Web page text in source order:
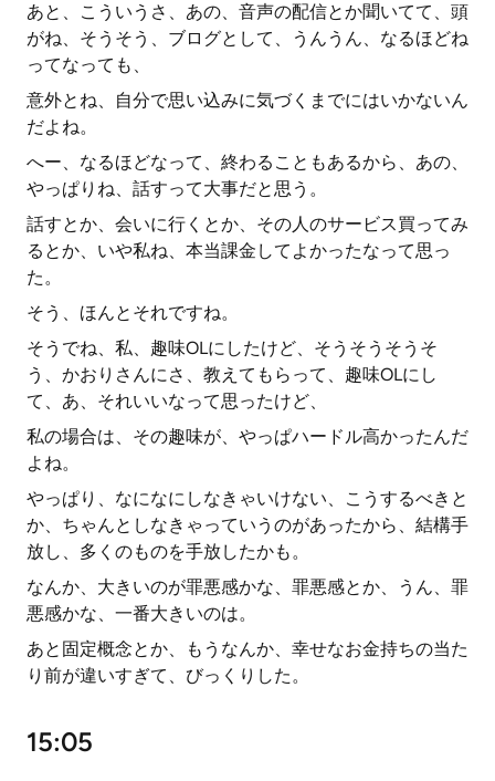
あと、こういうさ、あの、音声の配信とか聞いてて、頭
がね、そうそう、ブログとして、うんうん、なるほどね
ってなっても、
意外とね、自分で思い込みに気づくまでにはいかないん
だよね。
へー、なるほどなって、終わることもあるから、あの、
やっぱりね、話すって大事だと思う。
話すとか、会いに行くとか、その人のサービス買ってみ
るとか、いや私ね、本当課金してよかったなって思っ
た。
そう、ほんとそれですね。
そうでね、私、趣味OLにしたけど、そうそうそうそ
う、かおりさんにさ、教えてもらって、趣味OLにし
て、あ、それいいなって思ったけど、
私の場合は、その趣味が、やっぱハードル高かったんだ
よね。
やっぱり、なになにしなきゃいけない、こうするべきと
か、ちゃんとしなきゃっていうのがあったから、結構手
放し、多くのものを手放したかも。
なんか、大きいのが罪悪感かな、罪悪感とか、うん、罪
悪感かな、一番大きいのは。
あと固定概念とか、もうなんか、幸せなお金持ちの当た
り前が違いすぎて、びっくりした。
15:05